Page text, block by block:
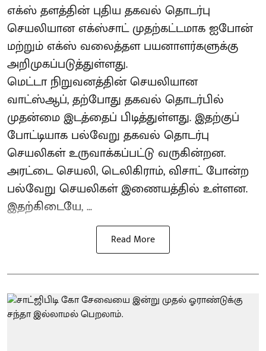
எக்ஸ் தளத்தின் புதிய தகவல் தொடர்பு
செயலியான எக்ஸ்சாட் முதற்கட்டமாக ஐபோன்
மற்றும் எக்ஸ் வலைத்தள பயனாளர்களுக்கு
அறிமுகப்படுத்துள்ளது.
மெட்டா நிறுவனத்தின் செயலியான
வாட்ஸ்ஆப், தற்போது தகவல் தொடர்பில்
முதன்மை இடத்தைப் பிடித்துள்ளது. இதற்குப்
போட்டியாக பல்வேறு தகவல் தொடர்பு
செயலிகள் உருவாக்கப்பட்டு வருகின்றன.
அரட்டை செயலி, டெலிகிராம், விசாட் போன்ற
பல்வேறு செயலிகள் இணையத்தில் உள்ளன.
இதற்கிடையே, ...
Read More